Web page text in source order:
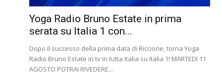
Yoga Radio Bruno Estate in prima
serata su Italia 1 con...
Dopo il successo della prima data di Riccione, torna Yoga
Radio Bruno Estate in tv in tutta Italia su Italia 1! MARTEDì 11
AGOSTO POTRAI RIVEDERE...